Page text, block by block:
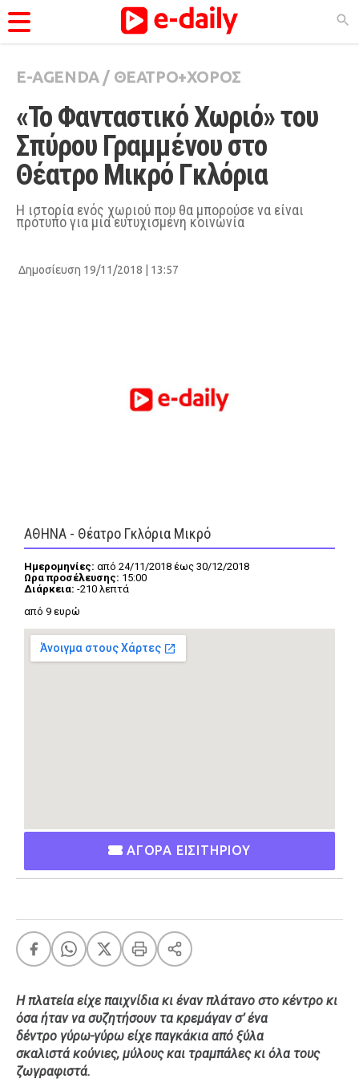
ΚΑΤΗΓΟΡΊΕΣ
Ειδήσεις
Θέματα
Videos
Podcasts
Viral
Life
OMG LOL
A-List LGBTQI+
Xmas
AGENDA
Εισιτήρια
E-AGENDA/ ΘΕΑΤΡΟ+ΧΟΡΟΣ
«Το Φανταστικό Χωριό» του
Σπύρου Γραμμένου στο
Θέατρο Μικρό Γκλόρια
Η ιστορία ενός χωριού που θα μπορούσε να είναι
πρότυπο για μια ευτυχισμένη κοινωνία
Δημοσίευση 19/11/2018 | 13:57
ΑΘΗΝΑ - Θέατρο Γκλόρια Μικρό
Ημερομηνίες: από 24/11/2018 έως 30/12/2018
Ωρα προσέλευσης: 15:00
Διάρκεια: -210 λεπτά
από 9 ευρώ
ΑΓΟΡΑ ΕΙΣΙΤΗΡΙΟΥ
Η πλατεία είχε παιχνίδια κι έναν πλάτανο στο κέντρο κι
όσα ήταν να συζητήσουν τα κρεμάγαν σ’ ένα
δέντρο γύρω-γύρω είχε παγκάκια από ξύλα
σκαλιστά κούνιες, μύλους και τραμπάλες κι όλα τους
ζωγραφιστά.